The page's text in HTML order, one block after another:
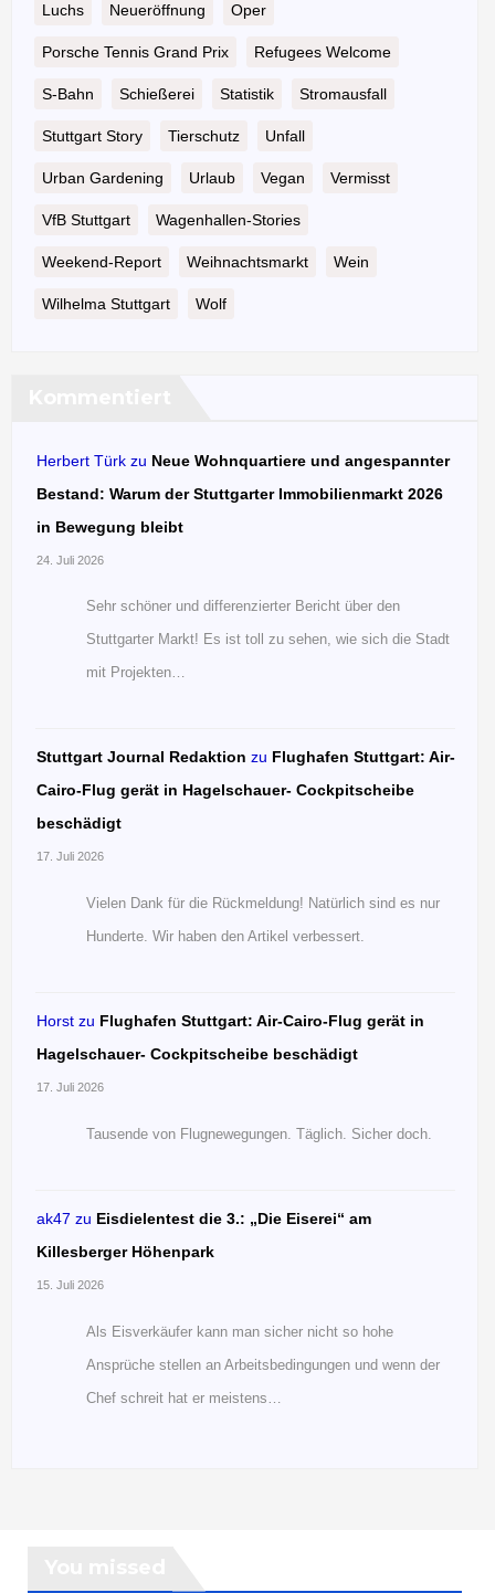
Luchs Neueröffnung Oper
Porsche Tennis Grand Prix Refugees Welcome
S-Bahn Schießerei Statistik Stromausfall
Stuttgart Story Tierschutz Unfall
Urban Gardening Urlaub Vegan Vermisst
VfB Stuttgart Wagenhallen-Stories
Weekend-Report Weihnachtsmarkt Wein
Wilhelma Stuttgart Wolf
Herbert Türk zu Neue Wohnquartiere und angespannter
Bestand: Warum der Stuttgarter Immobilienmarkt 2026
in Bewegung bleibt
24. Juli 2026
Sehr schöner und differenzierter Bericht über den
Stuttgarter Markt! Es ist toll zu sehen, wie sich die Stadt
mit Projekten…
Stuttgart Journal Redaktion zu Flughafen Stuttgart: Air-
Cairo-Flug gerät in Hagelschauer- Cockpitscheibe
beschädigt
17. Juli 2026
Vielen Dank für die Rückmeldung! Natürlich sind es nur
Hunderte. Wir haben den Artikel verbessert.
Horst zu Flughafen Stuttgart: Air-Cairo-Flug gerät in
Hagelschauer- Cockpitscheibe beschädigt
17. Juli 2026
Tausende von Flugnewegungen. Täglich. Sicher doch.
ak47 zu Eisdielentest die 3.: „Die Eiserei“ am
Killesberger Höhenpark
15. Juli 2026
Als Eisverkäufer kann man sicher nicht so hohe
Ansprüche stellen an Arbeitsbedingungen und wenn der
Chef schreit hat er meistens…